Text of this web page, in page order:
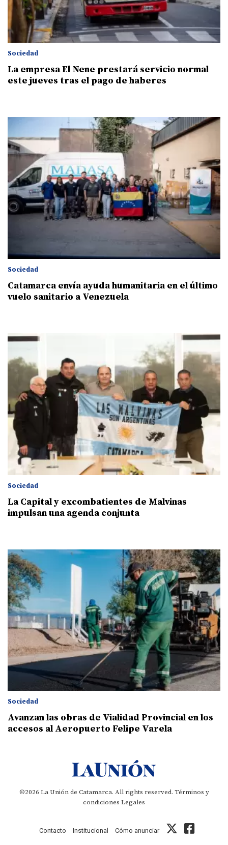
Sociedad
La empresa El Nene prestará servicio normal
este jueves tras el pago de haberes
Sociedad
Catamarca envía ayuda humanitaria en el último
vuelo sanitario a Venezuela
Sociedad
La Capital y excombatientes de Malvinas
impulsan una agenda conjunta
Sociedad
Avanzan las obras de Vialidad Provincial en los
accesos al Aeropuerto Felipe Varela
©2026 La Unión de Catamarca. All rights reserved. Términos y
condiciones Legales
Contacto Institucional Cómo anunciar